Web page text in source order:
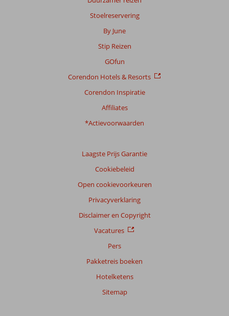
Stoelreservering
By June
Stip Reizen
GOfun
Corendon Hotels & Resorts
Corendon Inspiratie
Affiliates
*Actievoorwaarden
Laagste Prijs Garantie
Cookiebeleid
Open cookievoorkeuren
Privacyverklaring
Disclaimer en Copyright
Vacatures
Pers
Pakketreis boeken
Hotelketens
Sitemap